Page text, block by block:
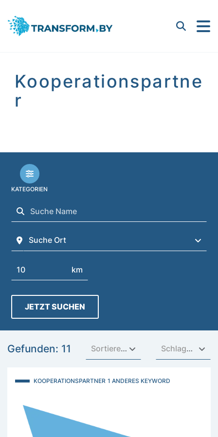
Bayern Innovativ GmbH
Suchen
Kooperationspartne
r
KATEGORIEN
Suchen
Suchen
Suche Ort
km
JETZT SUCHEN
Gefunden: 11 Sortieren nach Schlagwörter
KOOPERATIONSPARTNER 1 ANDERES KEYWORD